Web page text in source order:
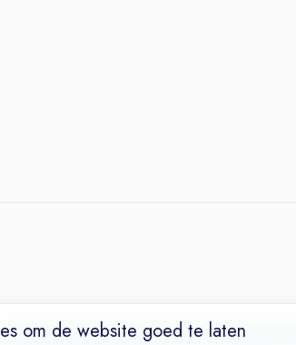
VacaturesNichesWerkgeversOver OnsMaak
om de website goed te laten